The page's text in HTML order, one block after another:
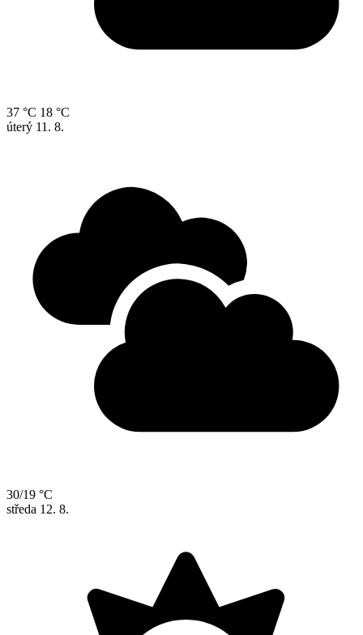
37 °C 18 °C
úterý 11. 8.
30/19 °C
středa 12. 8.